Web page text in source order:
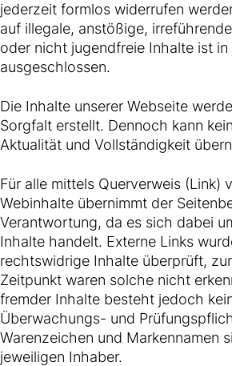
jederzeit formlos widerrufen
auf illegale, anstößige,
oder nicht jugendfreie Inhalte ist in
ausgeschlossen.
Die Inhalte unserer Webseite
Sorgfalt erstellt. Dennoch kann
Aktualität und Vollständigkeit
Für alle mittels Querverweis (Link)
Webinhalte übernimmt der
Verantwortung, da es sich dabei
Inhalte handelt. Externe Links
rechtswidrige Inhalte überprüft,
Zeitpunkt waren solche nicht
fremder Inhalte besteht jedoch
Überwachungs- und
Warenzeichen und Markennamen
jeweiligen Inhaber.